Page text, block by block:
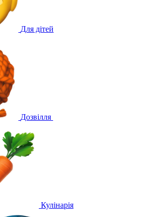
Для дітей
Дозвілля
Кулінарія